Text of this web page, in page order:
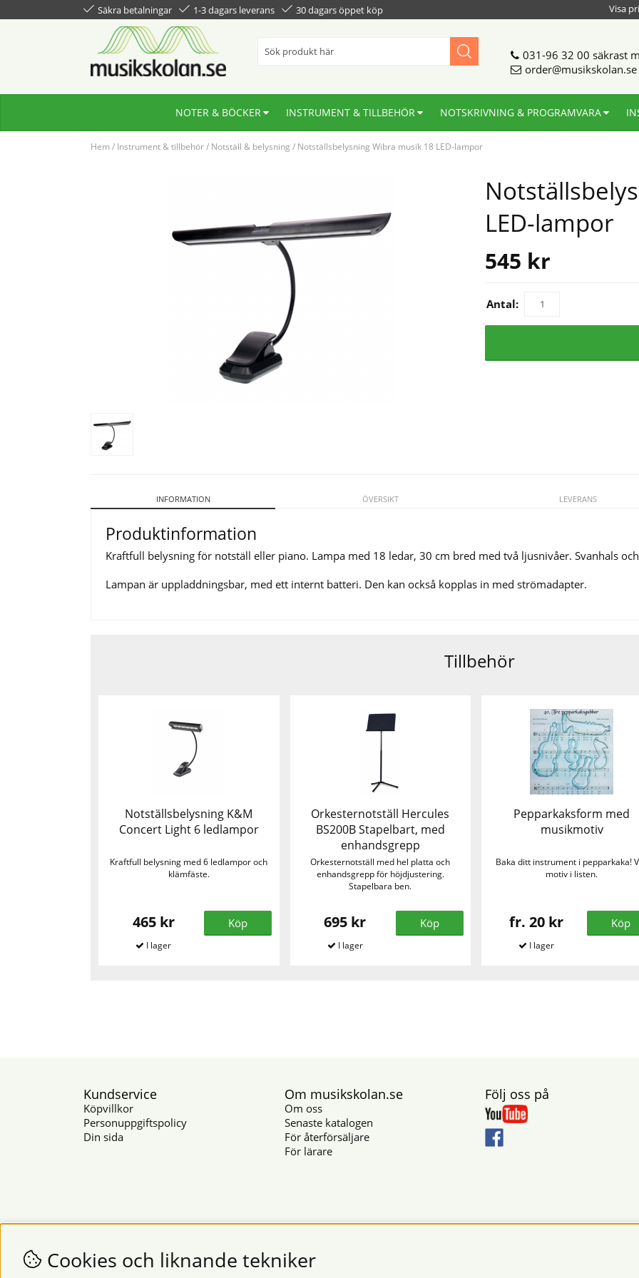
Säkra betalningar 1-3 dagars leverans 30 dagars öppet köp Visa
031-96 32 00 säkrast
order@musikskolan.se
NOTER & BÖCKER INSTRUMENT & TILLBEHÖR NOTSKRIVNING & PROGRAMVARA
Hem / Instrument & tillbehör/ Notställ & belysning / Notställsbelysning Wibra musik 18 LED-lampor
LED-lampor
545 kr
Antal:
INFORMATION ÖVERSIKT LEVERANS
Produktinformation
Kraftfull belysning för notställ eller piano. Lampa med 18 ledar, 30 cm bred med två ljusnivåer. Svanhals
Lampan är uppladdningsbar, med ett internt batteri. Den kan också kopplas in med strömadapter.
Tillbehör
Notställsbelysning K&M
Concert Light 6 ledlampor
Kraftfull belysning med 6 ledlampor och
klämfäste.
465 kr Köp
Orkesternotställ Hercules
BS200B Stapelbart, med
enhandsgrepp
Orkesternotställ med hel platta och
enhandsgrepp för höjdjustering.
Stapelbara ben.
695 kr Köp
Pepparkaksform med
musikmotiv
Baka ditt instrument i pepparkaka!
motiv i listen.
fr. 20 kr Köp
Kundservice
Köpvillkor
Personuppgiftspolicy
Din sida
Om musikskolan.se
Om oss
Senaste katalogen
För återförsäljare
För lärare
Följ oss på
Säkra betalningar
Cookies och liknande tekniker